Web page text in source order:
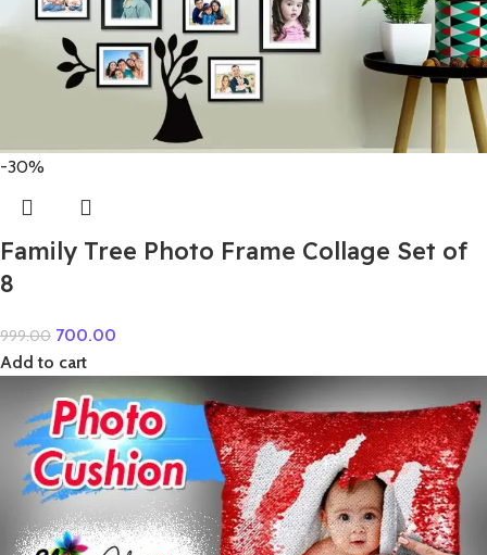
-30%
Family Tree Photo Frame Collage Set of
8
999.00 700.00
Add to cart